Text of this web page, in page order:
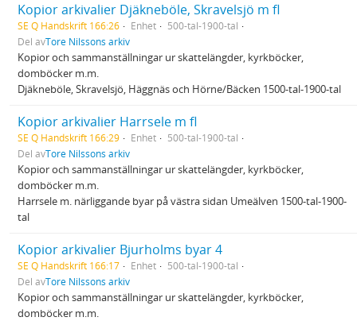
Kopior arkivalier Djäkneböle, Skravelsjö m fl
SE Q Handskrift 166:26 Enhet
500-tal-1900-tal
Del avTore Nilssons arkiv
Kopior och sammanställningar ur skattelängder, kyrkböcker,
domböcker m.m.
Djäkneböle, Skravelsjö, Häggnäs och Hörne/Bäcken 1500-tal-1900-tal
Kopior arkivalier Harrsele m fl
SE Q Handskrift 166:29 Enhet
500-tal-1900-tal
Del avTore Nilssons arkiv
Kopior och sammanställningar ur skattelängder, kyrkböcker,
domböcker m.m.
Harrsele m. närliggande byar på västra sidan Umeälven 1500-tal-1900-
tal
Kopior arkivalier Bjurholms byar 4
SE Q Handskrift 166:17 Enhet
500-tal-1900-tal
Del avTore Nilssons arkiv
Kopior och sammanställningar ur skattelängder, kyrkböcker,
domböcker m.m.